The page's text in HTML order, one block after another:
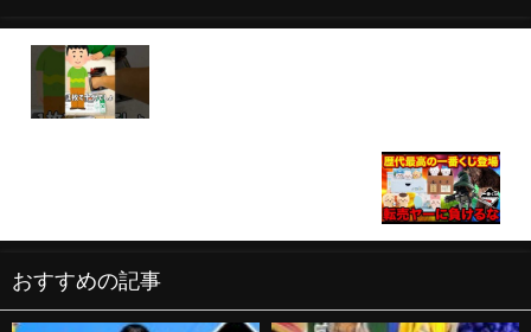
おすすめの記事